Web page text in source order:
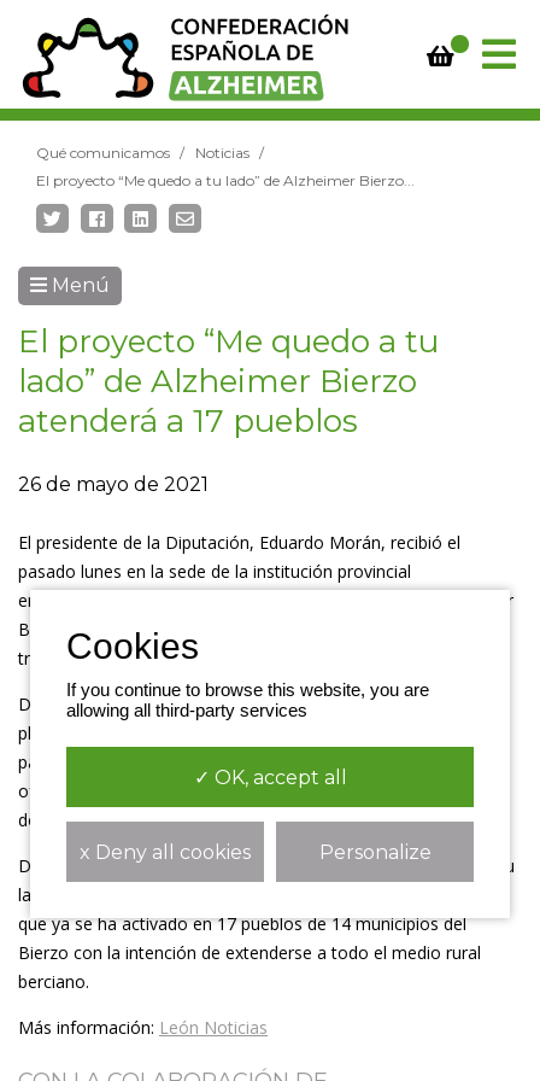
Qué comunicamos
Noticias
El proyecto “Me quedo a tu lado” de Alzheimer Bierzo...
Menú
El proyecto “Me quedo a tu
lado” de Alzheimer Bierzo
atenderá a 17 pueblos
26 de mayo de 2021
El presidente de la Diputación, Eduardo Morán, recibió el
pasado lunes en la sede de la institución provincial
en Ponferrada a una representación de la Asociación Alzheimer
Bierzo formada por su directora, Ana Pilar Rodríguez, y la
trabajadora social Elena Alfonso.
Durante la reunión, las integrantes de Alzheimer Bierzo
plantearon una propuesta de colaboración con la Diputación
para llevar a cabo proyectos sociales en el ámbito rural,
ofreciendo una cartera de servicios destinada a la atención
domiciliaria de las personas mayores.
Dichos servicios están recogidos en el proyecto 'Me quedo a tu
lado', una experiencia piloto iniciada durante el confinamiento
que ya se ha activado en 17 pueblos de 14 municipios del
Bierzo con la intención de extenderse a todo el medio rural
berciano.
Más información: León Noticias
If you continue to browse this website, you are
allowing all third-party services
✓ OK, accept all
x Deny all cookies Personalize